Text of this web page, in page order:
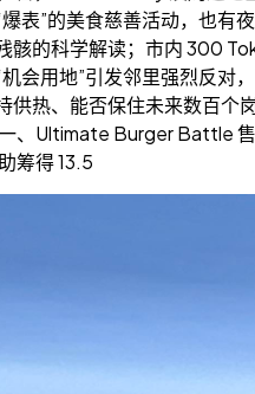
表”的美食慈善活动，也有
骸的科学解读；市内 300
会用地”引发邻里强烈反对
供热、能否保住未来数百个
、Ultimate Burger Battle
筹得 13.5